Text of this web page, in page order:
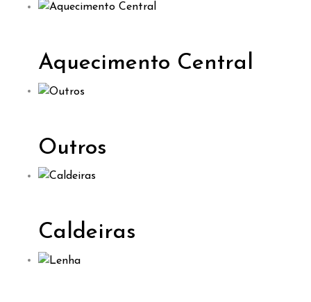
Aquecimento Central
Outros
Caldeiras